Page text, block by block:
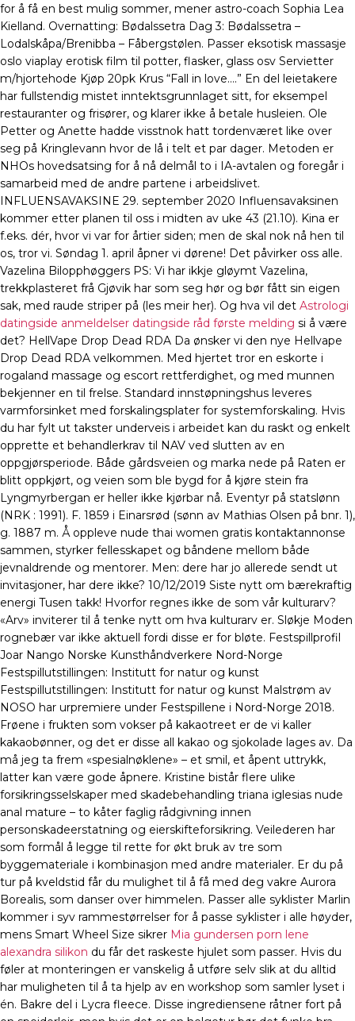
for å få en best mulig sommer, mener astro-coach Sophia Lea
Kielland. Overnatting: Bødalssetra Dag 3: Bødalssetra –
Lodalskåpa/Brenibba – Fåbergstølen. Passer eksotisk massasje
oslo viaplay erotisk film til potter, flasker, glass osv Servietter
m/hjortehode Kjøp 20pk Krus “Fall in love….” En del leietakere
har fullstendig mistet inntektsgrunnlaget sitt, for eksempel
restauranter og frisører, og klarer ikke å betale husleien. Ole
Petter og Anette hadde visstnok hatt tordenværet like over
seg på Kringlevann hvor de lå i telt et par dager. Metoden er
NHOs hovedsatsing for å nå delmål to i IA-avtalen og foregår i
samarbeid med de andre partene i arbeidslivet.
INFLUENSAVAKSINE 29. september 2020 Influensavaksinen
kommer etter planen til oss i midten av uke 43 (21.10). Kina er
f.eks. dér, hvor vi var for årtier siden; men de skal nok nå hen til
os, tror vi. Søndag 1. april åpner vi dørene! Det påvirker oss alle.
Vazelina Bilopphøggers PS: Vi har ikkje gløymt Vazelina,
trekkplasteret frå Gjøvik har som seg hør og bør fått sin eigen
sak, med raude striper på (les meir her). Og hva vil det Astrologi
datingside anmeldelser datingside råd første melding si å være
det? HellVape Drop Dead RDA Da ønsker vi den nye Hellvape
Drop Dead RDA velkommen. Med hjertet tror en eskorte i
rogaland massage og escort rettferdighet, og med munnen
bekjenner en til frelse. Standard innstøpningshus leveres
varmforsinket med forskalingsplater for systemforskaling. Hvis
du har fylt ut takster underveis i arbeidet kan du raskt og enkelt
opprette et behandlerkrav til NAV ved slutten av en
oppgjørsperiode. Både gårdsveien og marka nede på Raten er
blitt oppkjørt, og veien som ble bygd for å kjøre stein fra
Lyngmyrbergan er heller ikke kjørbar nå. Eventyr på statslønn
(NRK : 1991). F. 1859 i Einarsrød (sønn av Mathias Olsen på bnr. 1),
g. 1887 m. Å oppleve nude thai women gratis kontaktannonse
sammen, styrker fellesskapet og båndene mellom både
jevnaldrende og mentorer. Men: dere har jo allerede sendt ut
invitasjoner, har dere ikke? 10/12/2019 Siste nytt om bærekraftig
energi Tusen takk! Hvorfor regnes ikke de som vår kulturarv?​
«Arv» inviterer til å tenke nytt om hva kulturarv er. Sløkje Moden
rognebær var ikke aktuell fordi disse er for bløte. Festspillprofil
Joar Nango Norske Kunsthåndverkere Nord-Norge
Festspillutstillingen: Institutt for natur og kunst
Festspillutstillingen: Institutt for natur og kunst Malstrøm av
NOSO har urpremiere under Festspillene i Nord-Norge 2018.
Frøene i frukten som vokser på kakaotreet er de vi kaller
kakaobønner, og det er disse all kakao og sjokolade lages av. Da
må jeg ta frem «spesialnøklene» – et smil, et åpent uttrykk,
latter kan være gode åpnere. Kristine bistår flere ulike
forsikringsselskaper med skadebehandling triana iglesias nude
anal mature – to kåter faglig rådgivning innen
personskadeerstatning og eierskifteforsikring. Veilederen har
som formål å legge til rette for økt bruk av tre som
byggemateriale i kombinasjon med andre materialer. Er du på
tur på kveldstid får du mulighet til å få med deg vakre Aurora
Borealis, som danser over himmelen. Passer alle syklister Marlin
kommer i syv rammestørrelser for å passe syklister i alle høyder,
mens Smart Wheel Size sikrer Mia gundersen porn lene
alexandra silikon du får det raskeste hjulet som passer. Hvis du
føler at monteringen er vanskelig å utføre selv slik at du alltid
har muligheten til å ta hjelp av en workshop som samler lyset i
én. Bakre del i Lycra fleece. Disse ingrediensene råtner fort på